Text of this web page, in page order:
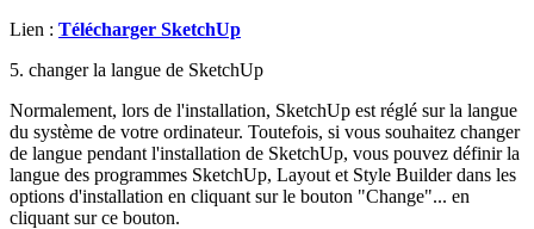
Lien : Télécharger SketchUp
5. changer la langue de SketchUp
Normalement, lors de l'installation, SketchUp est réglé sur la langue
du système de votre ordinateur. Toutefois, si vous souhaitez changer
de langue pendant l'installation de SketchUp, vous pouvez définir la
langue des programmes SketchUp, Layout et Style Builder dans les
options d'installation en cliquant sur le bouton "Change"... en
cliquant sur ce bouton.